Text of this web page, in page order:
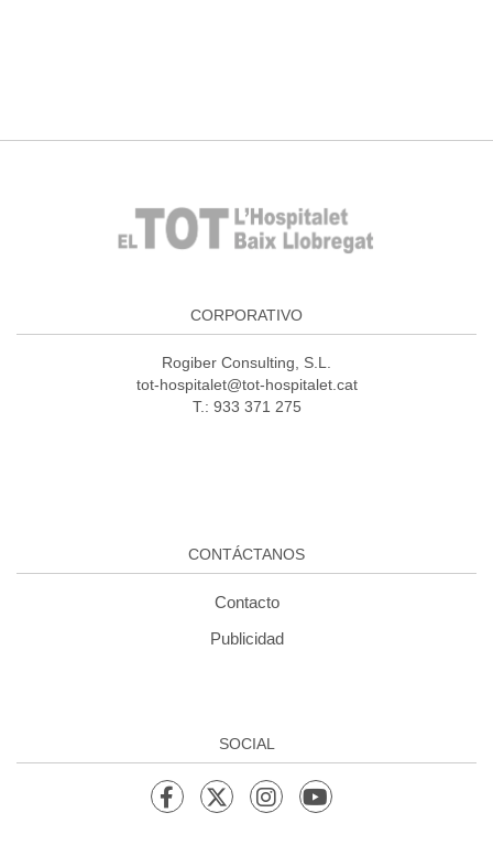
CORPORATIVO
Rogiber Consulting, S.L.
tot-hospitalet@tot-hospitalet.cat
T.: 933 371 275
CONTÁCTANOS
Contacto
Publicidad
SOCIAL